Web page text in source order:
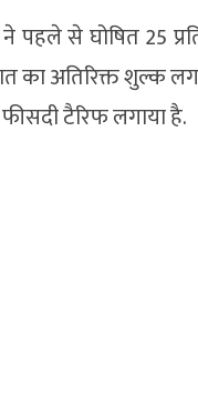
ने पहले से घोषित 25
का अतिरिक्त शुल्क
टैरिफ लगाया है.